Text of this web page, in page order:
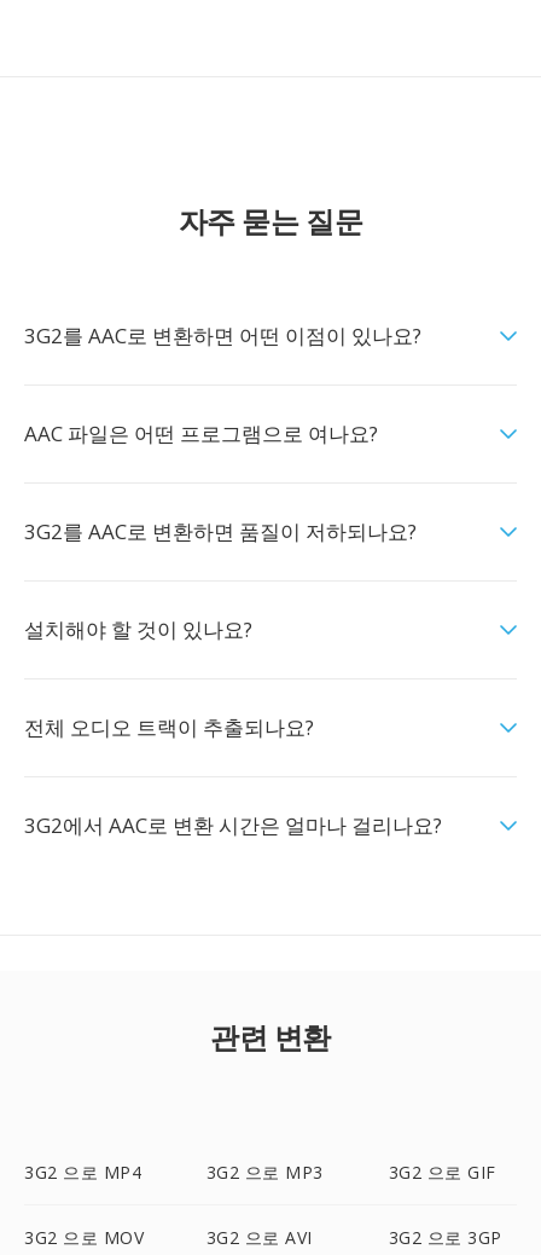
자주 묻는 질문
3G2를 AAC로 변환하면 어떤 이점이 있나요?
AAC 파일은 어떤 프로그램으로 여나요?
3G2를 AAC로 변환하면 품질이 저하되나요?
설치해야 할 것이 있나요?
전체 오디오 트랙이 추출되나요?
3G2에서 AAC로 변환 시간은 얼마나 걸리나요?
관련 변환
3G2 으로 MP4 3G2 으로 MP3 3G2 으로 GIF
3G2 으로 MOV 3G2 으로 AVI 3G2 으로 3GP